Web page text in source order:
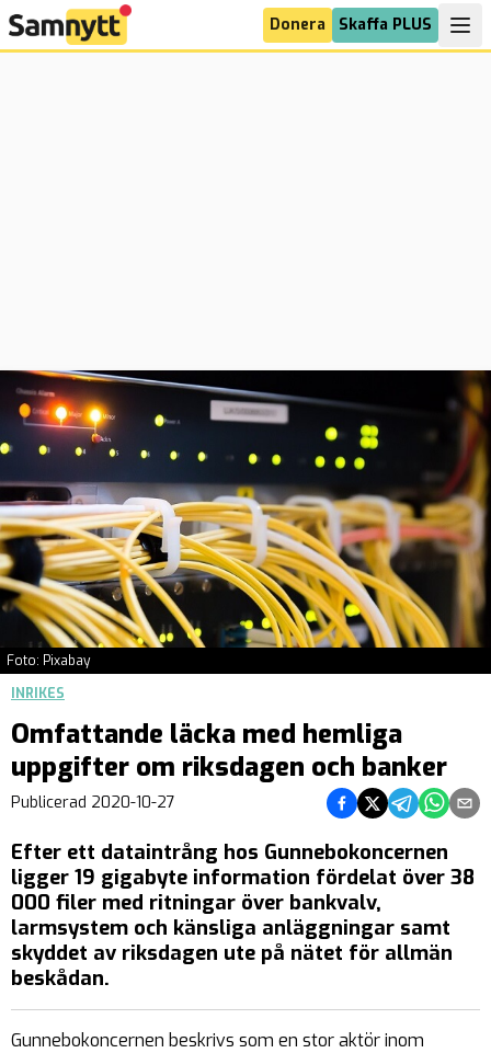
Donera Skaffa PLUS
Foto: Pixabay
INRIKES
Omfattande läcka med hemliga
uppgifter om riksdagen och banker
Publicerad 2020-10-27 Dela på Facebook
Dela på Twitter
Dela påDela på
Dela
Efter ett dataintrång hos Gunnebokoncernen
ligger 19 gigabyte information fördelat över 38
000 filer med ritningar över bankvalv,
larmsystem och känsliga anläggningar samt
skyddet av riksdagen ute på nätet för allmän
beskådan.
Gunnebokoncernen beskrivs som en stor aktör inom